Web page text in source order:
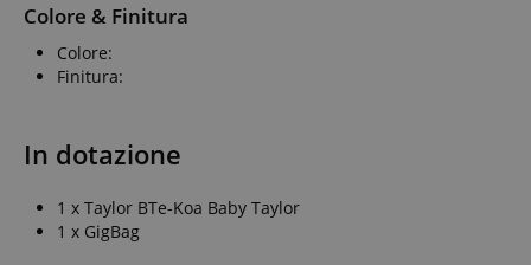
Colore & Finitura
Colore:
Finitura:
In dotazione
1 x Taylor BTe-Koa Baby Taylor
1 x GigBag